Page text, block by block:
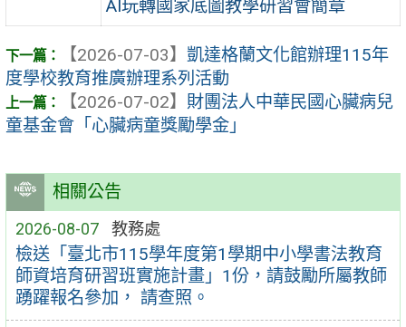
相關公告
2026-08-07 教務處
檢送「臺北市115學年度第1學期中小學書法教育
師資培育研習班實施計畫」1份，請鼓勵所屬教師
踴躍報名參加， 請查照。
AI玩轉國家底圖教學研習會簡章
【2026-07-03】 凱達格蘭文化館辦理115年
度學校教育推廣辦理系列活動
【2026-07-02】 財團法人中華民國心臟病兒
童基金會「心臟病童獎勵學金」